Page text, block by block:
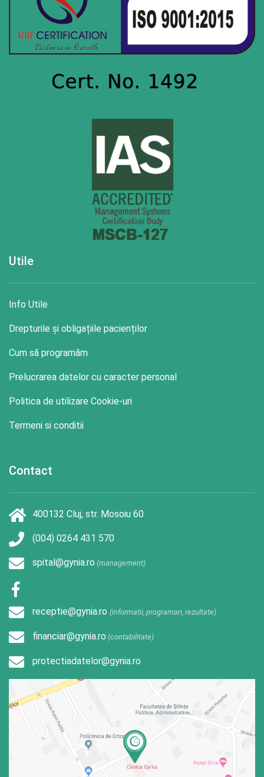
Utile
Info Utile
Drepturile și obligațiile pacienților
Cum să programăm
Prelucrarea datelor cu caracter personal
Politica de utilizare Cookie-uri
Termeni si conditii
Contact
400132 Cluj, str. Mosoiu 60
(004) 0264 431 570
spital@gynia.ro (management)
receptie@gynia.ro (informatii, programari, rezultate)
financiar@gynia.ro (contabilitate)
protectiadatelor@gynia.ro